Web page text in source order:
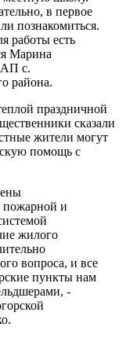
в первое
познакомиться.
работы есть
Марина
с.
района.
праздничной
сказали
жители могут
помощь с
пожарной и
жилого
вопроса, и все
пункты нам
-